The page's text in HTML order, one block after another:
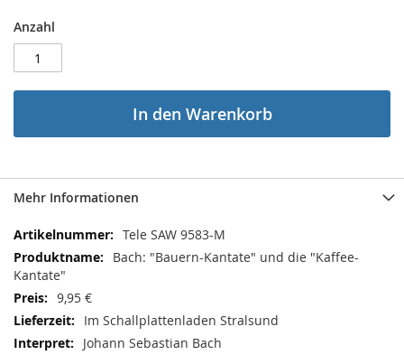
Anzahl
In den Warenkorb
Mehr Informationen
Mehr
Informationen
Tele SAW 9583-M
Bach: "Bauern-Kantate" und die "Kaffee-
Kantate"
9,95 €
Im Schallplattenladen Stralsund
Johann Sebastian Bach